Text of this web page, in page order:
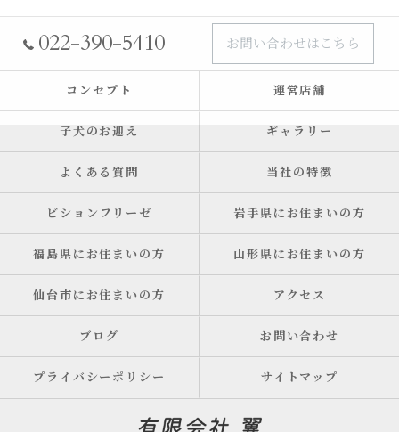
022-390-5410 お問い合わせはこちら
コンセプト 運営店舗
子犬のお迎え ギャラリー
よくある質問 当社の特徴
ビションフリーゼ 岩手県にお住まいの方
福島県にお住まいの方 山形県にお住まいの方
仙台市にお住まいの方 アクセス
ブログ お問い合わせ
プライバシーポリシー サイトマップ